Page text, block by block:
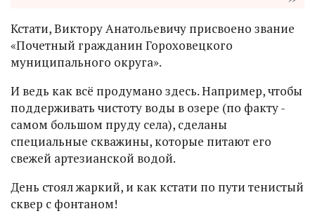
Кстати, Виктору Анатольевичу присвоено звание
«Почетный гражданин Гороховецкого
муниципального округа».
И ведь как всё продумано здесь. Например, чтобы
поддерживать чистоту воды в озере (по факту -
самом большом пруду села), сделаны
специальные скважины, которые питают его
свежей артезианской водой.
День стоял жаркий, и как кстати по пути тенистый
сквер с фонтаном!